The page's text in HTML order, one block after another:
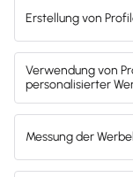
Fachartikel &
Noch
Faktura
Alle Artikel